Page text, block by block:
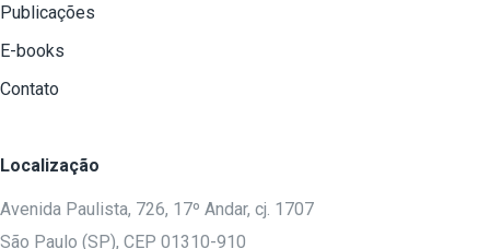
Publicações
E-books
Contato
Localização
Avenida Paulista, 726, 17º Andar, cj. 1707
São Paulo (SP), CEP 01310-910